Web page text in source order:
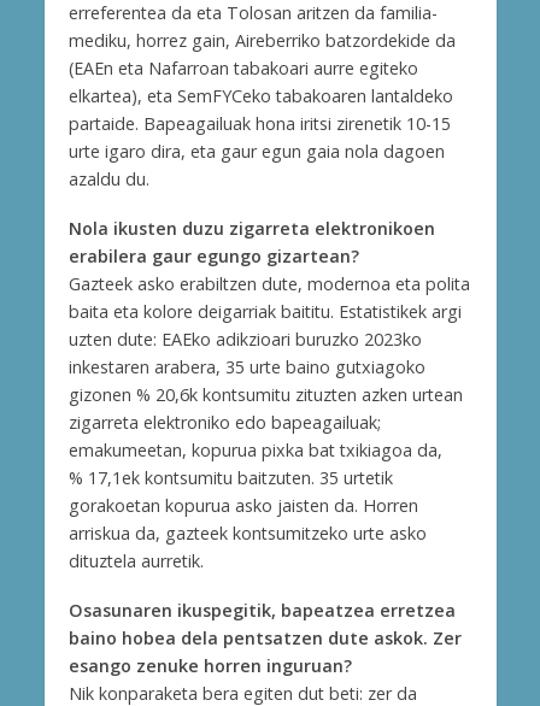
erreferentea da eta Tolosan aritzen da familia-
mediku, horrez gain, Aireberriko batzordekide da
(EAEn eta Nafarroan tabakoari aurre egiteko
elkartea), eta SemFYCeko tabakoaren lantaldeko
partaide. Bapeagailuak hona iritsi zirenetik 10-15
urte igaro dira, eta gaur egun gaia nola dagoen
azaldu du.
Nola ikusten duzu zigarreta elektronikoen
erabilera gaur egungo gizartean?
Gazteek asko erabiltzen dute, modernoa eta polita
baita eta kolore deigarriak baititu. Estatistikek argi
uzten dute: EAEko adikzioari buruzko 2023ko
inkestaren arabera, 35 urte baino gutxiagoko
gizonen % 20,6k kontsumitu zituzten azken urtean
zigarreta elektroniko edo bapeagailuak;
emakumeetan, kopurua pixka bat txikiagoa da,
% 17,1ek kontsumitu baitzuten. 35 urtetik
gorakoetan kopurua asko jaisten da. Horren
arriskua da, gazteek kontsumitzeko urte asko
dituztela aurretik.
Osasunaren ikuspegitik, bapeatzea erretzea
baino hobea dela pentsatzen dute askok. Zer
esango zenuke horren inguruan?
Nik konparaketa bera egiten dut beti: zer da